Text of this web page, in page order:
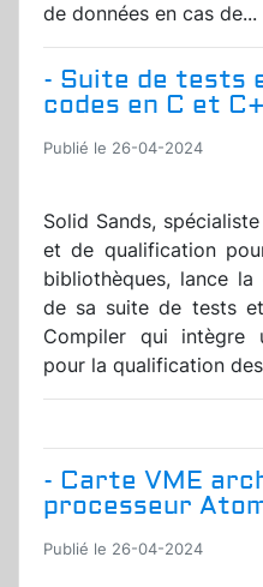
de données en cas de...
- Suite de tests
codes en C et
Publié le 26-04-2024
Solid Sands,
et de qualification
bibliothèques, lance
de sa suite de tests
Compiler qui intègre
pour la qualification
- Carte VME
processeur
Publié le 26-04-2024